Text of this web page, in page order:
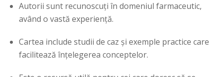
Autorii sunt recunoscuți în domeniul farmaceutic,
având o vastă experiență.
Cartea include studii de caz și exemple practice care
facilitează înțelegerea conceptelor.